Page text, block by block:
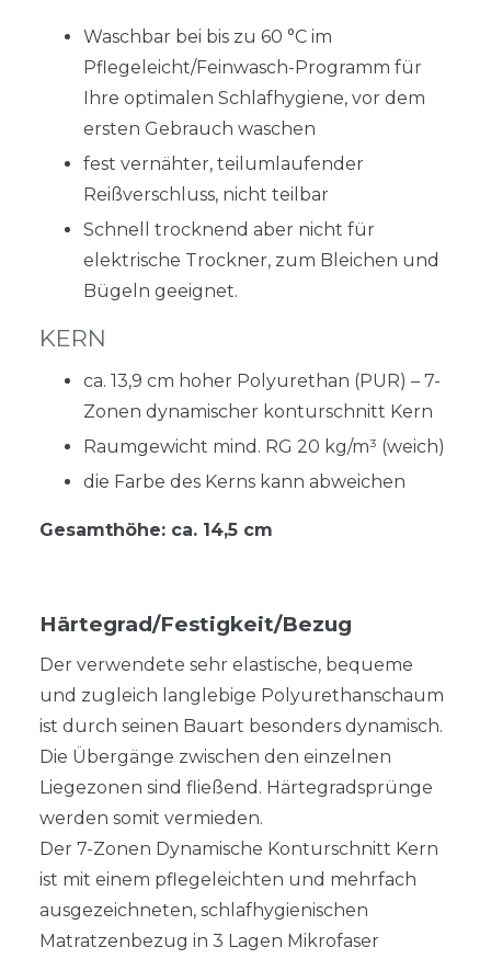
Waschbar bei bis zu 60 °C im
Pflegeleicht/Feinwasch-Programm für
Ihre optimalen Schlafhygiene, vor dem
ersten Gebrauch waschen
fest vernähter, teilumlaufender
Reißverschluss, nicht teilbar
Schnell trocknend aber nicht für
elektrische Trockner, zum Bleichen und
Bügeln geeignet.
KERN
ca. 13,9 cm hoher Polyurethan (PUR) – 7-
Zonen dynamischer konturschnitt Kern
Raumgewicht mind. RG 20 kg/m³ (weich)
die Farbe des Kerns kann abweichen
Gesamthöhe: ca. 14,5 cm
Härtegrad/Festigkeit/Bezug
Der verwendete sehr elastische, bequeme
und zugleich langlebige Polyurethanschaum
ist durch seinen Bauart besonders dynamisch.
Die Übergänge zwischen den einzelnen
Liegezonen sind fließend. Härtegradsprünge
werden somit vermieden.
Der 7-Zonen Dynamische Konturschnitt Kern
ist mit einem pflegeleichten und mehrfach
ausgezeichneten, schlafhygienischen
Matratzenbezug in 3 Lagen Mikrofaser